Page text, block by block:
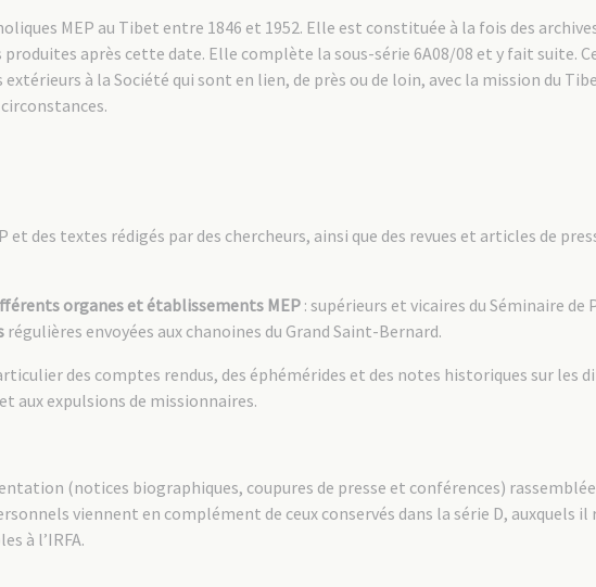
MEP au Tibet entre 1846 et 1952. Elle est constituée à la fois des
après cette date. Elle complète la sous-série 6A08/08 et y fait suite.
à la Société qui sont en lien, de près ou de loin, avec la mission du
et des textes rédigés par des chercheurs, ainsi que des revues et articles de
organes et établissements MEP: supérieurs et vicaires du Séminaire de
régulières envoyées aux chanoines du Grand Saint-Bernard.
des comptes rendus, des éphémérides et des notes historiques sur les
aux expulsions de missionnaires.
(notices biographiques, coupures de presse et conférences)
viennent en complément de ceux conservés dans la série D, auxquels
à l’IRFA.